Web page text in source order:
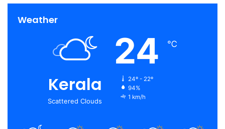
Weather
Kerala
Scattered Clouds
24 ℃
24º - 22º
94%
1 km/h